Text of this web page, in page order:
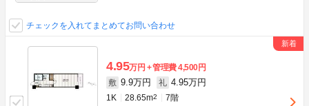
チェックを入れてまとめてお問い合わせ
4.95万円 管理費4,500円
敷 9.9万円 礼 4.95万円
1K 28.65m2 7階